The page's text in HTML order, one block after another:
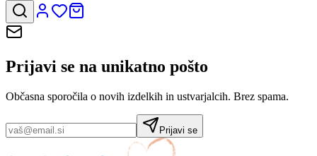
Prijavi se na unikatno pošto
Občasna sporočila o novih izdelkih in ustvarjalcih. Brez spama.
Prijavi se